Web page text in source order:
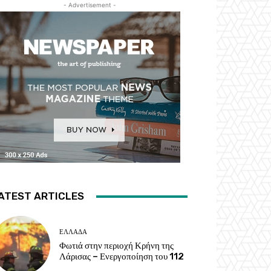
- Advertisement -
ARTICLES
ΕΛΛΑΔΑ
Φωτιά στην περιοχή Κρήνη της
Λάρισας – Ενεργοποίηση του 112